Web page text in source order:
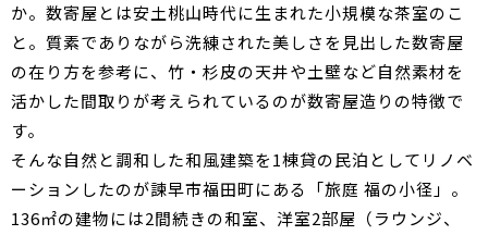
か。数寄屋とは安土桃山時代に生まれた小規模な茶室のこ
と。質素でありながら洗練された美しさを見出した数寄屋
の在り方を参考に、竹・杉皮の天井や土壁など自然素材を
活かした間取りが考えられているのが数寄屋造りの特徴で
す。
そんな自然と調和した和風建築を1棟貸の民泊としてリノベ
ーションしたのが諫早市福田町にある「旅庭 福の小径」。
136㎡の建物には2間続きの和室、洋室2部屋（ラウンジ、